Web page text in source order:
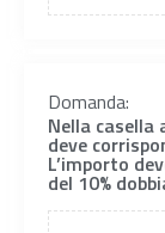
Domanda:
Nella casella
deve
L’importo
del 10%